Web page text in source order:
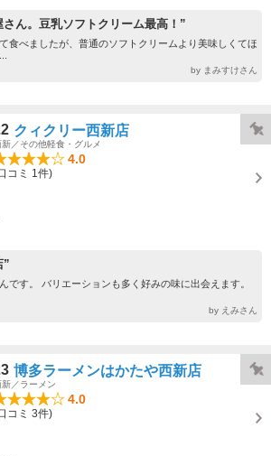
ん。豆乳ソフトクリーム最高！”
食べましたが、普通のソフトクリームより美味しくてほ
by まみすけさん
クィクリー西新店
新／その他軽食・グルメ
4.0
コミ 1件)
”
です。 バリエーションも多く好みの味に出会えます。
by えみさん
博多ラーメンはかたや西新店
新／ラーメン
4.0
コミ 3件)